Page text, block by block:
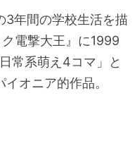
3年間の学校生活を描
電撃大王』に1999
常系萌え4コマ」と
オニア的作品。